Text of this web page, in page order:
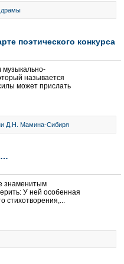
драмы
поэтического конкурса
музыкально-
называется
может прислать
Д.Н. Мамина-Сибиря
знаменитым
У ней особенная
стихотворения,...